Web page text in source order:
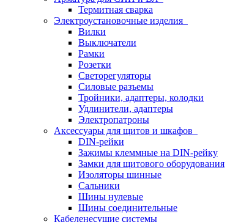
Термитная сварка
Электроустановочные изделия
Вилки
Выключатели
Рамки
Розетки
Светорегуляторы
Силовые разъемы
Тройники, адаптеры, колодки
Удлинители, адаптеры
Электропатроны
Аксессуары для щитов и шкафов
DIN-рейки
Зажимы клеммные на DIN-рейку
Замки для щитового оборудования
Изоляторы шинные
Сальники
Шины нулевые
Шины соединительные
Кабеленесущие системы